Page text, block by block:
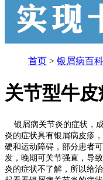
首页 > 银屑病百科
关节型牛
银屑病关节炎的症状，
炎的症状具有银屑病皮疹
硬和运动障碍，部分患者
发，晚期可关节强直，导
炎的症状不了解，所以给